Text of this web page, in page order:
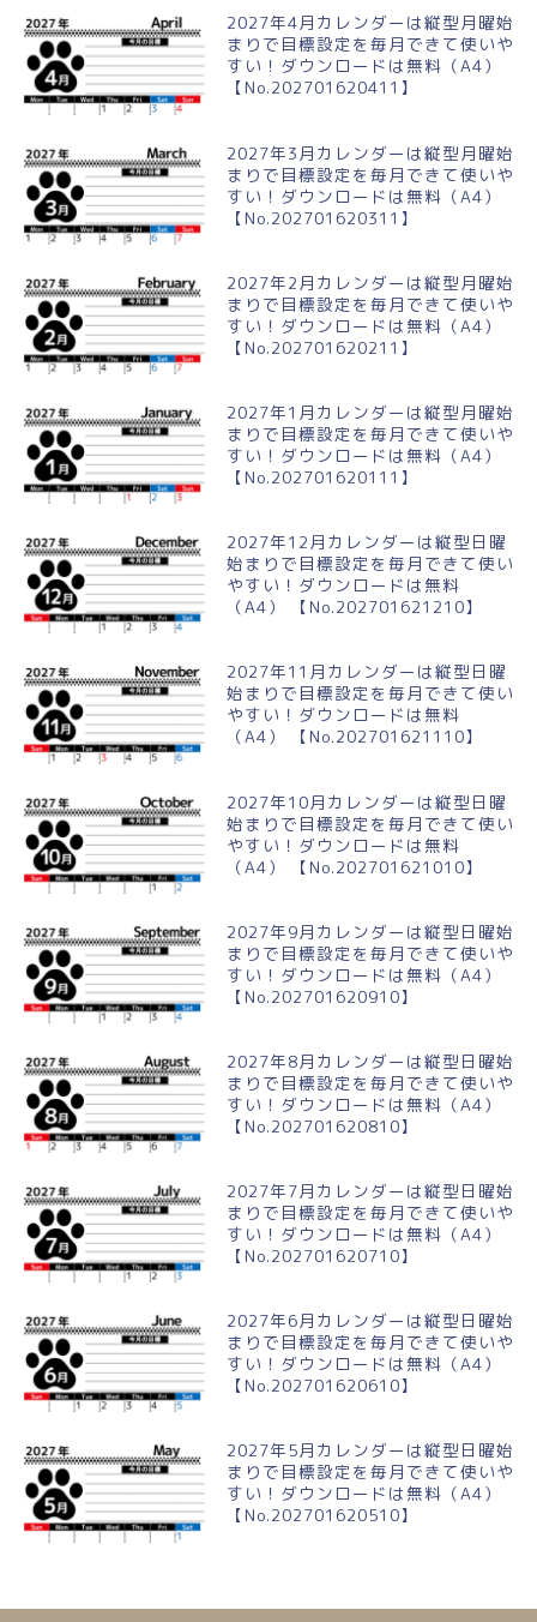
2027年4月カレンダーは縦型月曜始
まりで目標設定を毎月できて使いや
すい！ダウンロードは無料（A4）
【No.202701620411】
2027年3月カレンダーは縦型月曜始
まりで目標設定を毎月できて使いや
すい！ダウンロードは無料（A4）
【No.202701620311】
2027年2月カレンダーは縦型月曜始
まりで目標設定を毎月できて使いや
すい！ダウンロードは無料（A4）
【No.202701620211】
2027年1月カレンダーは縦型月曜始
まりで目標設定を毎月できて使いや
すい！ダウンロードは無料（A4）
【No.202701620111】
2027年12月カレンダーは縦型日曜
始まりで目標設定を毎月できて使い
やすい！ダウンロードは無料
（A4） 【No.202701621210】
2027年11月カレンダーは縦型日曜
始まりで目標設定を毎月できて使い
やすい！ダウンロードは無料
（A4） 【No.202701621110】
2027年10月カレンダーは縦型日曜
始まりで目標設定を毎月できて使い
やすい！ダウンロードは無料
（A4） 【No.202701621010】
2027年9月カレンダーは縦型日曜始
まりで目標設定を毎月できて使いや
すい！ダウンロードは無料（A4）
【No.202701620910】
2027年8月カレンダーは縦型日曜始
まりで目標設定を毎月できて使いや
すい！ダウンロードは無料（A4）
【No.202701620810】
2027年7月カレンダーは縦型日曜始
まりで目標設定を毎月できて使いや
すい！ダウンロードは無料（A4）
【No.202701620710】
2027年6月カレンダーは縦型日曜始
まりで目標設定を毎月できて使いや
すい！ダウンロードは無料（A4）
【No.202701620610】
2027年5月カレンダーは縦型日曜始
まりで目標設定を毎月できて使いや
すい！ダウンロードは無料（A4）
【No.202701620510】